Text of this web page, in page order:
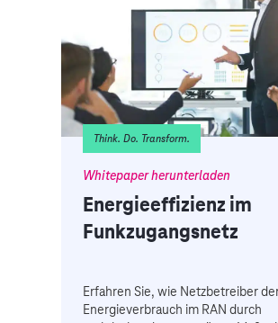
Think. Do. Transform.
Whitepaper herunterladen
Energieeffizienz im
Funkzugangsnetz
Erfahren Sie, wie Netzbetreiber
Energieverbrauch im RAN durch